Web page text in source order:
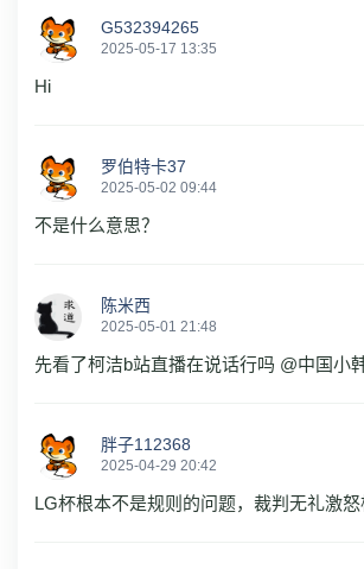
G532394265
2025-05-17 13:35
Hi
罗伯特卡37
2025-05-02 09:44
不是什么意思？
陈米西
2025-05-01 21:48
先看了柯洁b站直播在说话行吗 @中国小
胖子112368
2025-04-29 20:42
LG杯根本不是规则的问题，裁判无礼激